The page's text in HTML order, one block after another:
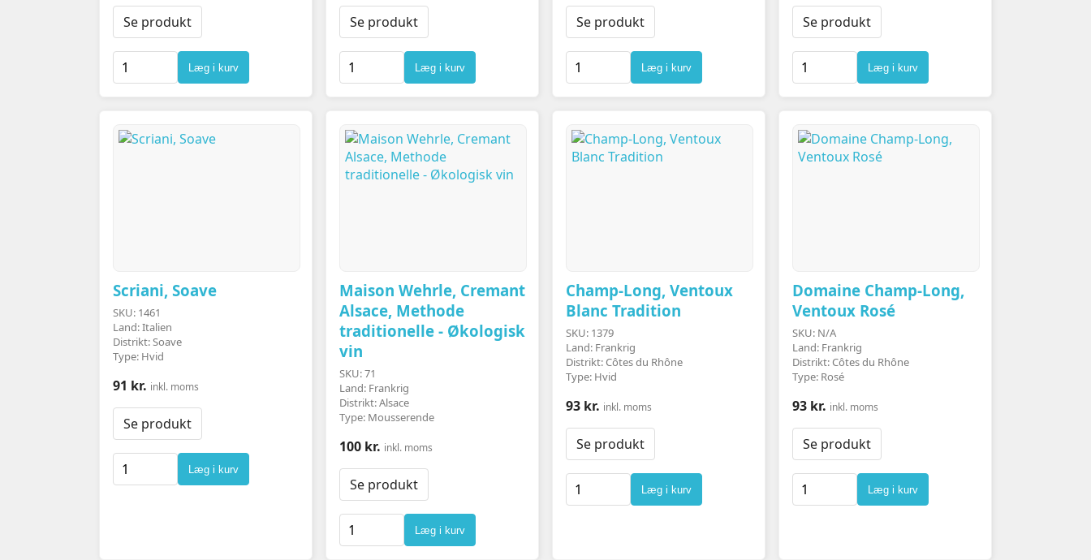
Se produkt
Læg i kurv
Se produkt
Læg i kurv
Se produkt
Læg i kurv
Se produkt
Læg i kurv
Scriani, Soave
SKU: 1461
Land: Italien
Distrikt: Soave
Type: Hvid
91 kr. inkl. moms
Se produkt
Læg i kurv
Maison Wehrle, Cremant
Alsace, Methode
traditionelle - Økologisk
vin
SKU: 71
Land: Frankrig
Distrikt: Alsace
Type: Mousserende
100 kr. inkl. moms
Se produkt
Læg i kurv
Champ-Long, Ventoux
Blanc Tradition
SKU: 1379
Land: Frankrig
Distrikt: Côtes du Rhône
Type: Hvid
93 kr. inkl. moms
Se produkt
Læg i kurv
Domaine Champ-Long,
Ventoux Rosé
SKU: N/A
Land: Frankrig
Distrikt: Côtes du Rhône
Type: Rosé
93 kr. inkl. moms
Se produkt
Læg i kurv